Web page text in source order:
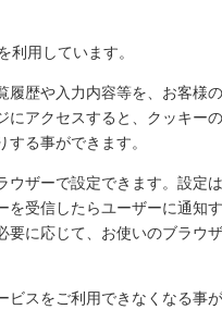
用しています。
歴や入力内容等を、お客様
アクセスすると、クッキー
る事ができます。
ザーで設定できます。設定
受信したらユーザーに通知
に応じて、お使いのブラウ
スをご利用できなくなる事